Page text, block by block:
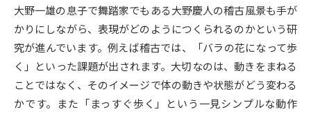
先輩が入学を決めた理由 テレメール全国一斉進学調査
新生活お役立ちガイド
大野一雄の息子で舞踏家でもある大野慶人の稽古風景も手が
かりにしながら、表現がどのようにつくられるのかという研
究が進んでいます。例えば稽古では、「バラの花になって歩
く」といった課題が出されます。大切なのは、動きをまねる
ことではなく、そのイメージで体の動きや状態がどう変わる
かです。また「まっすぐ歩く」という一見シンプルな動作